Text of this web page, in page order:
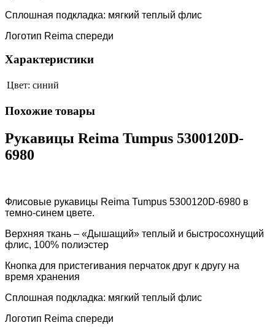
Сплошная подкладка: мягкий теплый флис
Логотип Reima спереди
Характеристики
Цвет: синий
Похожие товары
Рукавицы Reima Tumpus 5300120D-
6980
Флисовые рукавицы Reima Tumpus 5300120D-6980 в
темно-синем цвете.
Верхняя ткань – «Дышащий» теплый и быстросохнущий
флис, 100% полиэстер
Кнопка для пристегивания перчаток друг к другу на
время хранения
Сплошная подкладка: мягкий теплый флис
Логотип Reima спереди